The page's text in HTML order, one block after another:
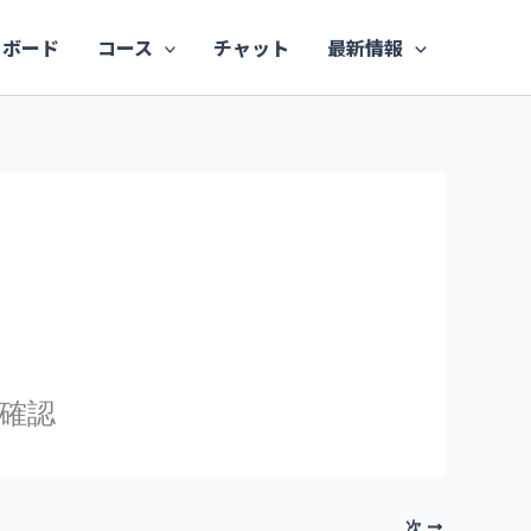
ード コース チャット 最新情報
認
次